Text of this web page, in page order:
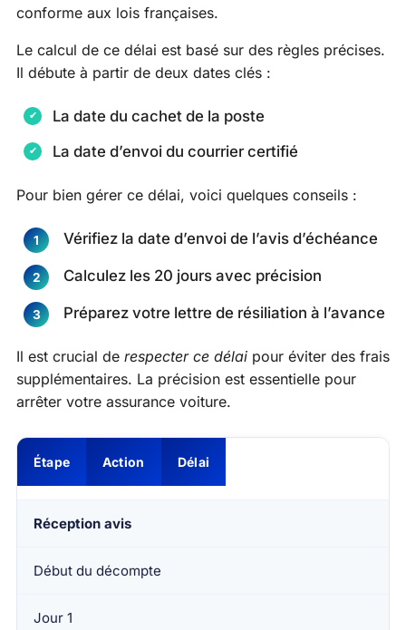
conforme aux lois françaises.
Le calcul de ce délai est basé sur des règles précises.
Il débute à partir de deux dates clés :
La date du cachet de la poste
La date d’envoi du courrier certifié
Pour bien gérer ce délai, voici quelques conseils :
Vérifiez la date d’envoi de l’avis d’échéance
Calculez les 20 jours avec précision
Préparez votre lettre de résiliation à l’avance
Il est crucial de respecter ce délai pour éviter des frais
supplémentaires. La précision est essentielle pour
arrêter votre assurance voiture.
Étape Action Délai
Réception avis
Début du décompte
Jour 1